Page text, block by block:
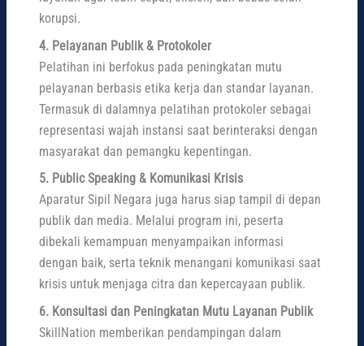
korupsi.
4. Pelayanan Publik & Protokoler
Pelatihan ini berfokus pada peningkatan mutu
pelayanan berbasis etika kerja dan standar layanan.
Termasuk di dalamnya pelatihan protokoler sebagai
representasi wajah instansi saat berinteraksi dengan
masyarakat dan pemangku kepentingan.
5. Public Speaking & Komunikasi Krisis
Aparatur Sipil Negara juga harus siap tampil di depan
publik dan media. Melalui program ini, peserta
dibekali kemampuan menyampaikan informasi
dengan baik, serta teknik menangani komunikasi saat
krisis untuk menjaga citra dan kepercayaan publik.
6. Konsultasi dan Peningkatan Mutu Layanan Publik
SkillNation memberikan pendampingan dalam